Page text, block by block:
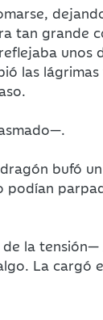
tan grande
las
bufó
la tensión—
La cargó